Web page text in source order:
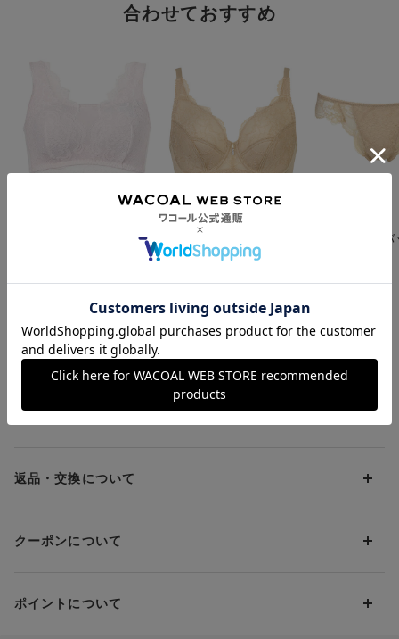
合わせておすすめ
【定番】ナイトアップ
ｙ】 ノンワイヤーブ
ラ
サルート
展開 ボリュームを美
【定番】 Ｔ
お支払方法について
お支払い方法は下記よりお選びいただけます。
代金引換
PayPay
楽天ペイ
※商品や条件により、一部ご利用いただけないお支払方法がござ
（税込）（全国一律）をご負担いただきます。
す。
返品・交換について
ブラジャー・靴・スポーツタイツ(CW-X)・一部マタニティ商品
い」をご利用ください。ただし、セール商品は返送料無料の対
象外です。
クーポンについて
クーポン利用方法について
クーポン利用欄の『クーポンを利用する』にチェックし、取得
ポイントについて